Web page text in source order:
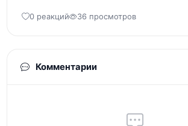
0 реакций 36 просмотров
Комментарии